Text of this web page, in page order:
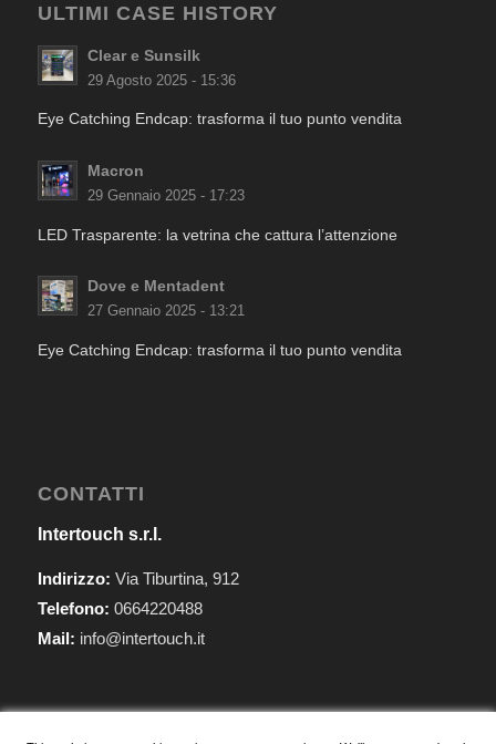
ULTIMI CASE HISTORY
Clear e Sunsilk
29 Agosto 2025 - 15:36
Eye Catching Endcap: trasforma il tuo punto vendita
Macron
29 Gennaio 2025 - 17:23
LED Trasparente: la vetrina che cattura l’attenzione
Dove e Mentadent
27 Gennaio 2025 - 13:21
Eye Catching Endcap: trasforma il tuo punto vendita
CONTATTI
Intertouch s.r.l.
Indirizzo: Via Tiburtina, 912
Telefono: 0664220488
Mail: info@intertouch.it